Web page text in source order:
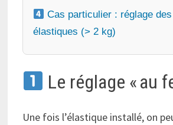
Cas particulier : réglage
élastiques (> 2 kg)
Le réglage « au
Une fois l’élastique installé, on